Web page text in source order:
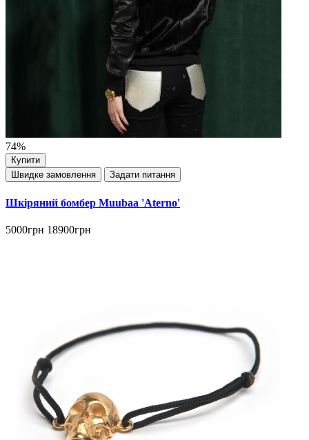
74%
Купити
Швидке замовлення
Задати питання
Шкіряний бомбер Muubaa 'Aterno'
5000грн 18900грн